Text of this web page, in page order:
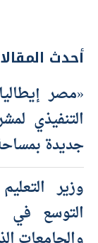
التنفيذي
جديدة بمساحة 120
وزير
التوسع في
والجامعات